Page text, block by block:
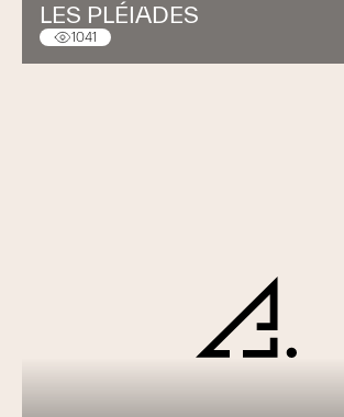
LES PLÉIADES
1041